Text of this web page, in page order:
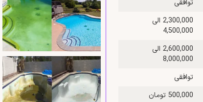
توافقی
2,300,000 الی
4,500,000
2,600,000 الی
8,000,000
توافقی
500,000 تومان